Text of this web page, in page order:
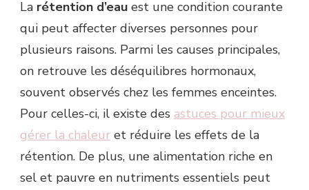
La rétention d’eau est une condition courante
qui peut affecter diverses personnes pour
plusieurs raisons. Parmi les causes principales,
on retrouve les déséquilibres hormonaux,
souvent observés chez les femmes enceintes.
Pour celles-ci, il existe des astuces pour mieux
gérer la chaleur et réduire les effets de la
rétention. De plus, une alimentation riche en
sel et pauvre en nutriments essentiels peut